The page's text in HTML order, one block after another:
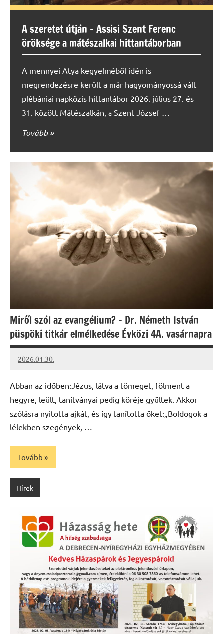
A szeretet útján – Assisi Szent Ferenc
öröksége a mátészalkai hittantáborban
A mennyei Atya kegyelméből idén is
megrendezésre került a már hagyományossá vált
plébániai napközis hittantábor 2026. július 27. és
31. között Mátészalkán, a Szent József …
Tovább
Miről szól az evangélium? – Dr. Németh István
püspöki titkár elmélkedése Évközi 4A. vasárnapra
2026.01.30.
Leiszt
Abban az időben:Jézus, látva a tömeget, fölment a
hegyre, leült, tanítványai pedig köréje gyűltek. Akkor
szólásra nyitotta ajkát, és így tanította őket:„Boldogok a
lélekben szegények, …
Tovább
Hírek